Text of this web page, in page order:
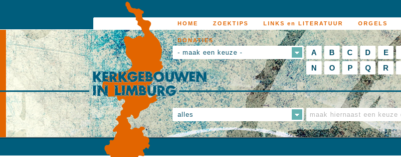
HOME ZOEKTIPS LINKS en LITERATUUR ORGELS
DONATIES
- maak een keuze - A B C D E
N
O P Q R
alles